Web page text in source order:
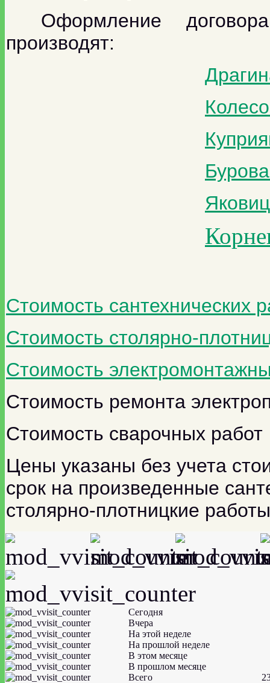
Оформление
производят:
Стоимость сантехнических
Стоимость столярно-
Стоимость
Стоимость ремонта
Стоимость сварочных работ
Цены указаны без учета
срок на произведенные
столярно-плотницкие
Сегодня
Вчера
На этой неделе
На прошлой неделе
В этом месяце
В прошлом месяце
Всего